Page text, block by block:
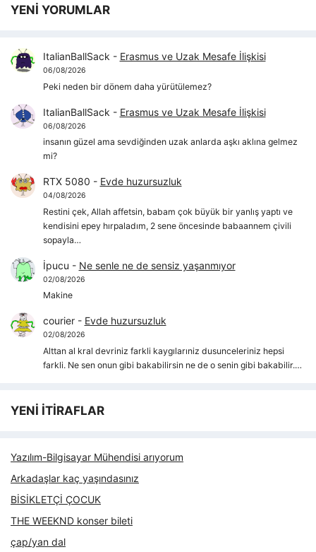
YENİ YORUMLAR
ItalianBallSack - Erasmus ve Uzak Mesafe İlişkisi
06/08/2026
Peki neden bir dönem daha yürütülemez?
ItalianBallSack - Erasmus ve Uzak Mesafe İlişkisi
06/08/2026
insanın güzel ama sevdiğinden uzak anlarda aşkı aklına gelmez
mi?
RTX 5080 - Evde huzursuzluk
04/08/2026
Restini çek, Allah affetsin, babam çok büyük bir yanlış yaptı ve
kendisini epey hırpaladım, 2 sene öncesinde babaannem çivili
sopayla…
İpucu - Ne senle ne de sensiz yaşanmıyor
02/08/2026
Makine
courier- Evde huzursuzluk
02/08/2026
Alttan al kral devriniz farkli kaygılarıniz dusunceleriniz hepsi
farkli. Ne sen onun gibi bakabilirsin ne de o senin gibi bakabilir.…
YENİ İTİRAFLAR
Yazılım-Bilgisayar Mühendisi arıyorum
Arkadaşlar kaç yaşındasınız
BİSİKLETÇİ ÇOCUK
THE WEEKND konser bileti
çap/yan dal